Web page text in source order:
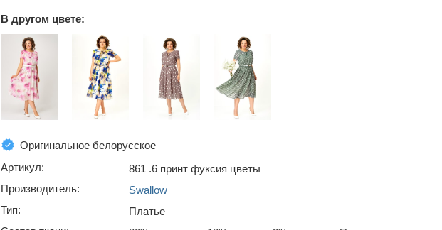
В другом цвете:
Оригинальное белорусское
Артикул:
861 .6 принт фуксия цветы
Производитель:
Swallow
Тип:
Платье